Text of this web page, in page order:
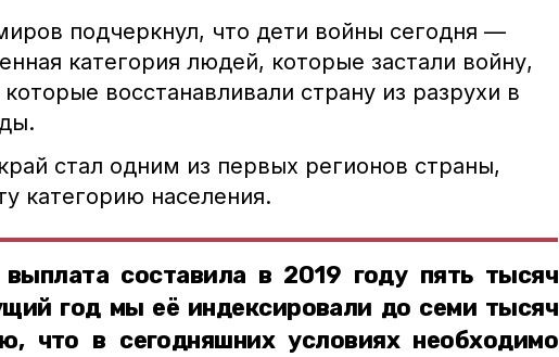
подчеркнул, что дети войны сегодня —
категория людей, которые застали войну,
восстанавливали страну из разрухи в
стал одним из первых регионов страны,
категорию населения.
составила в 2019 году пять тысяч
год мы её индексировали до семи тысяч
что в сегодняшних условиях необходимо